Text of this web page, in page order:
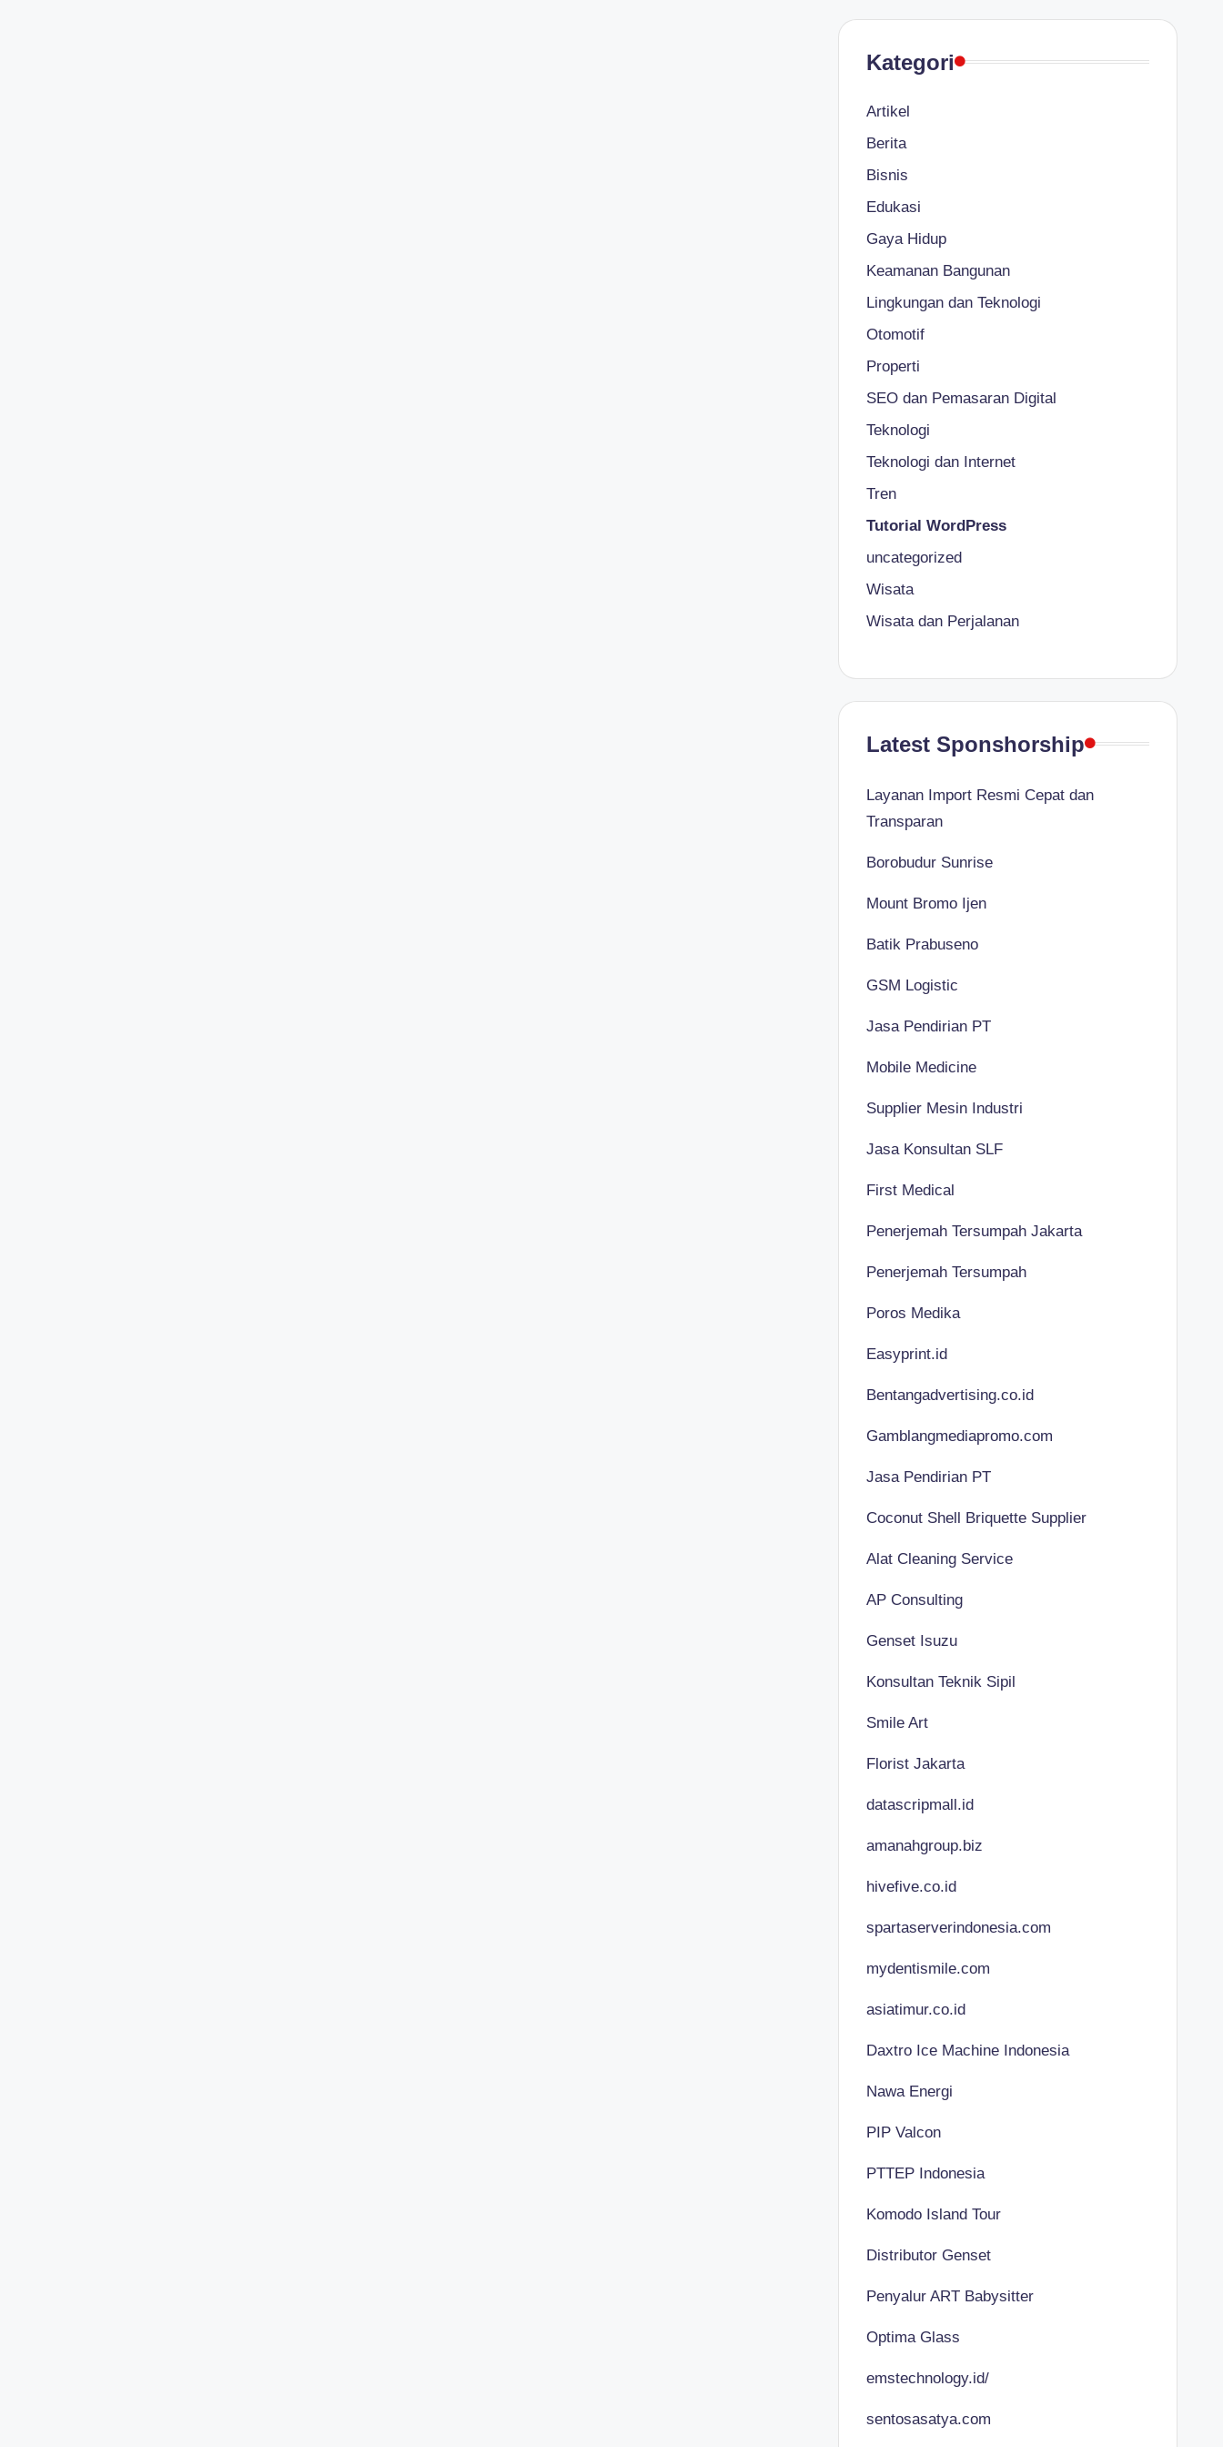
Kategori
Artikel
Berita
Bisnis
Edukasi
Gaya Hidup
Keamanan Bangunan
Lingkungan dan Teknologi
Otomotif
Properti
SEO dan Pemasaran Digital
Teknologi
Teknologi dan Internet
Tren
Tutorial WordPress
uncategorized
Wisata
Wisata dan Perjalanan
Latest Sponshorship
Layanan Import Resmi Cepat dan
Transparan
Borobudur Sunrise
Mount Bromo Ijen
Batik Prabuseno
GSM Logistic
Jasa Pendirian PT
Mobile Medicine
Supplier Mesin Industri
Jasa Konsultan SLF
First Medical
Penerjemah Tersumpah Jakarta
Penerjemah Tersumpah
Poros Medika
Easyprint.id
Bentangadvertising.co.id
Gamblangmediapromo.com
Jasa Pendirian PT
Coconut Shell Briquette Supplier
Alat Cleaning Service
AP Consulting
Genset Isuzu
Konsultan Teknik Sipil
Smile Art
Florist Jakarta
datascripmall.id
amanahgroup.biz
hivefive.co.id
spartaserverindonesia.com
mydentismile.com
asiatimur.co.id
Daxtro Ice Machine Indonesia
Nawa Energi
PIP Valcon
PTTEP Indonesia
Komodo Island Tour
Distributor Genset
Penyalur ART Babysitter
Optima Glass
emstechnology.id/
sentosasatya.com